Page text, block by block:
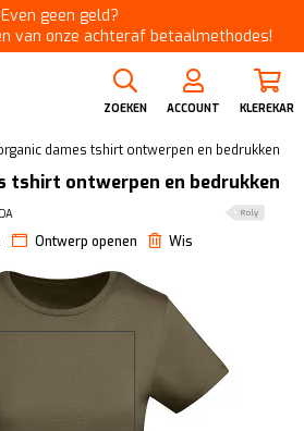
Even geen geld?
van onze achteraf betaalmethodes!
ZOEKEN ACCOUNT KLEREKAR
dames tshirt ontwerpen en bedrukken
tshirt ontwerpen en bedrukken
Roly
Ontwerp openen Wis